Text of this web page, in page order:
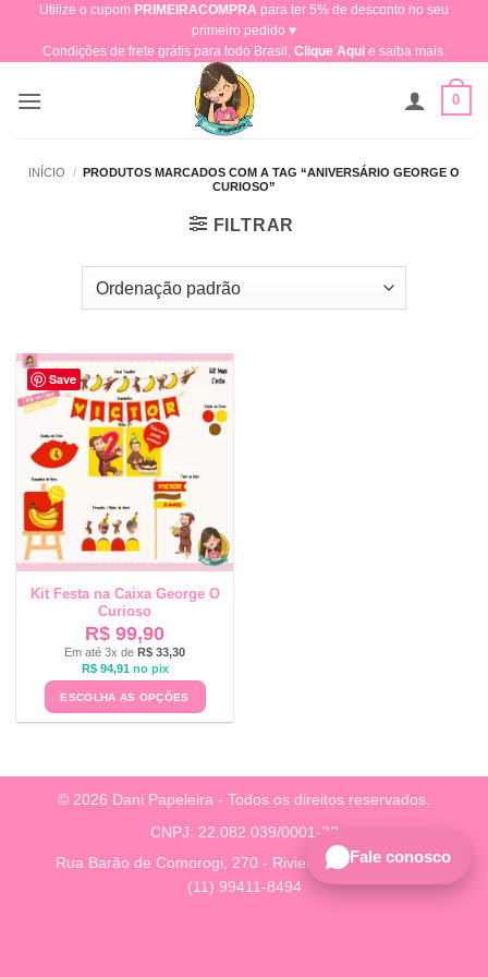
content
Utilize o cupom PRIMEIRACOMPRA para ter 5% de desconto no seu
primeiro pedido ♥​
Condições de frete grátis para todo Brasil, Clique Aquie saiba mais.
0
INÍCIO / PRODUTOS MARCADOS COM A TAG “ANIVERSÁRIO GEORGE O
CURIOSO”
FILTRAR
Save
Kit Festa na Caixa George O
Curioso
R$ 99,90
Em até 3x de R$ 33,30
R$94,91 no pix
ESCOLHA AS OPÇÕES
© 2026 Dani Papeleira - Todos os direitos reservados.
CNPJ: 22.082.039/0001-38
Rua Barão de Comorogi, 270 - Riviera, São Paulo - SP
(11) 99411-8494
Fale conosco